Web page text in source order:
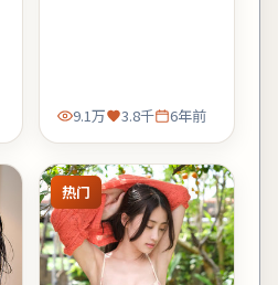
9.1万 3.8千 6年前
热门